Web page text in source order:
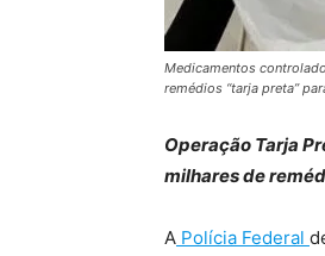
Medicamentos
remédios “tarja preta”
Operação Tarja
milhares de
A Polícia Federal